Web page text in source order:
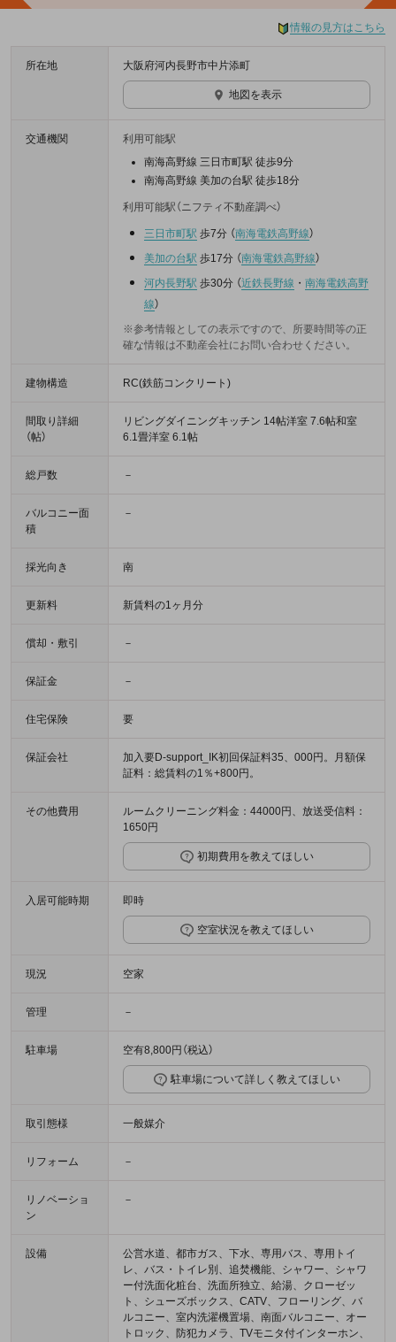
情報の見方はこちら
所在地 大阪府河内長野市中片添町
地図を表示
交通機関
利用可能駅
南海高野線 三日市町駅 徒歩9分
南海高野線 美加の台駅 徒歩18分
利用可能駅（ニフティ不動産調べ）
三日市町駅 歩7分 （南海電鉄高野線）
美加の台駅 歩17分 （南海電鉄高野線）
河内長野駅 歩30分 （近鉄長野線 ・ 南海電鉄高野
線）
※参考情報としての表示ですので、所要時間等の正
確な情報は不動産会社にお問い合わせください。
建物構造 RC(鉄筋コンクリート)
間取り詳細
（帖）
リビングダイニングキッチン 14帖洋室 7.6帖和室
6.1畳洋室 6.1帖
総戸数 －
バルコニー面
積
－
採光向き 南
更新料 新賃料の1ヶ月分
償却・敷引 －
保証金 －
住宅保険 要
保証会社
加入要D-support_IK初回保証料35、000円。月額保
証料：総賃料の1％+800円。
その他費用
ルームクリーニング料金：44000円、放送受信料：
1650円
初期費用を教えてほしい
入居可能時期 即時
空室状況を教えてほしい
現況 空家
管理 －
駐車場 空有8,800円（税込）
駐車場について詳しく教えてほしい
取引態様 一般媒介
リフォーム －
リノベーショ
ン
－
設備
公営水道、都市ガス、下水、専用バス、専用トイ
レ、バス・トイレ別、追焚機能、シャワー、シャワ
ー付洗面化粧台、洗面所独立、給湯、クローゼッ
ト、シューズボックス、CATV、フローリング、バ
ルコニー、室内洗濯機置場、南面バルコニー、オー
トロック、防犯カメラ、TVモニタ付インターホン、